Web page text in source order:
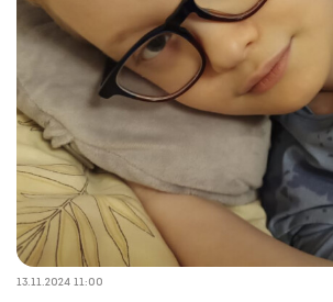
13.11.2024 11:00